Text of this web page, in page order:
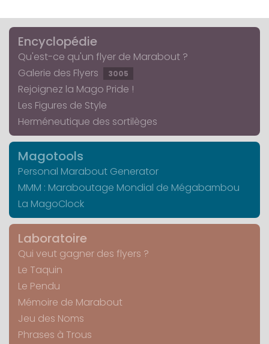
Encyclopédie
Qu'est-ce qu'un flyer de Marabout ?
Galerie des Flyers
3005
Rejoignez la Mago Pride !
Les Figures de Style
Herméneutique des sortilèges
Magotools
Personal Marabout Generator
MMM : Maraboutage Mondial de Mégabambou
La MagoClock
Laboratoire
Qui veut gagner des flyers ?
Le Taquin
Le Pendu
Mémoire de Marabout
Jeu des Noms
Phrases à Trous